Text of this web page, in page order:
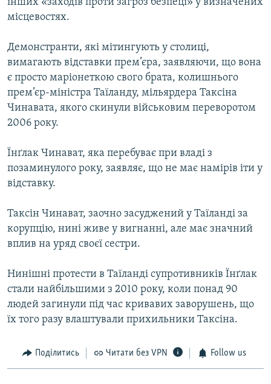
інших «заходів проти загроз безпеці» у визначених
місцевостях.
Демонстранти, які мітингують у столиці,
вимагають відставки прем’єра, заявляючи, що вона
є просто маріонеткою свого брата, колишнього
прем’єр-міністра Таїланду, мільярдера Таксіна
Чинавата, якого скинули військовим переворотом
2006 року.
Їнґлак Чинават, яка перебуває при владі з
позаминулого року, заявляє, що не має намірів іти у
відставку.
Таксін Чинават, заочно засуджений у Таїланді за
корупцію, нині живе у вигнанні, але має значний
вплив на уряд своєї сестри.
Нинішні протести в Таїланді супротивників Їнґлак
стали найбільшими з 2010 року, коли понад 90
людей загинули під час кривавих заворушень, що
їх того разу влаштували прихильники Таксіна.
Поділитись Читати без VPN Follow us